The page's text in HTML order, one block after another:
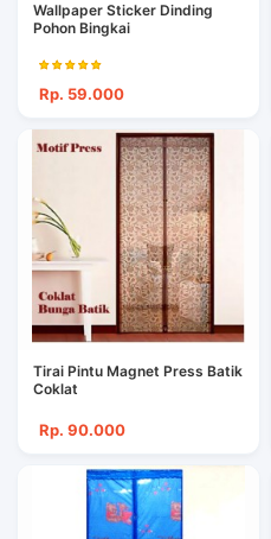
Wallpaper Sticker Dinding
Pohon Bingkai
Rp. 59.000
Tirai Pintu Magnet Press Batik
Coklat
Rp. 90.000